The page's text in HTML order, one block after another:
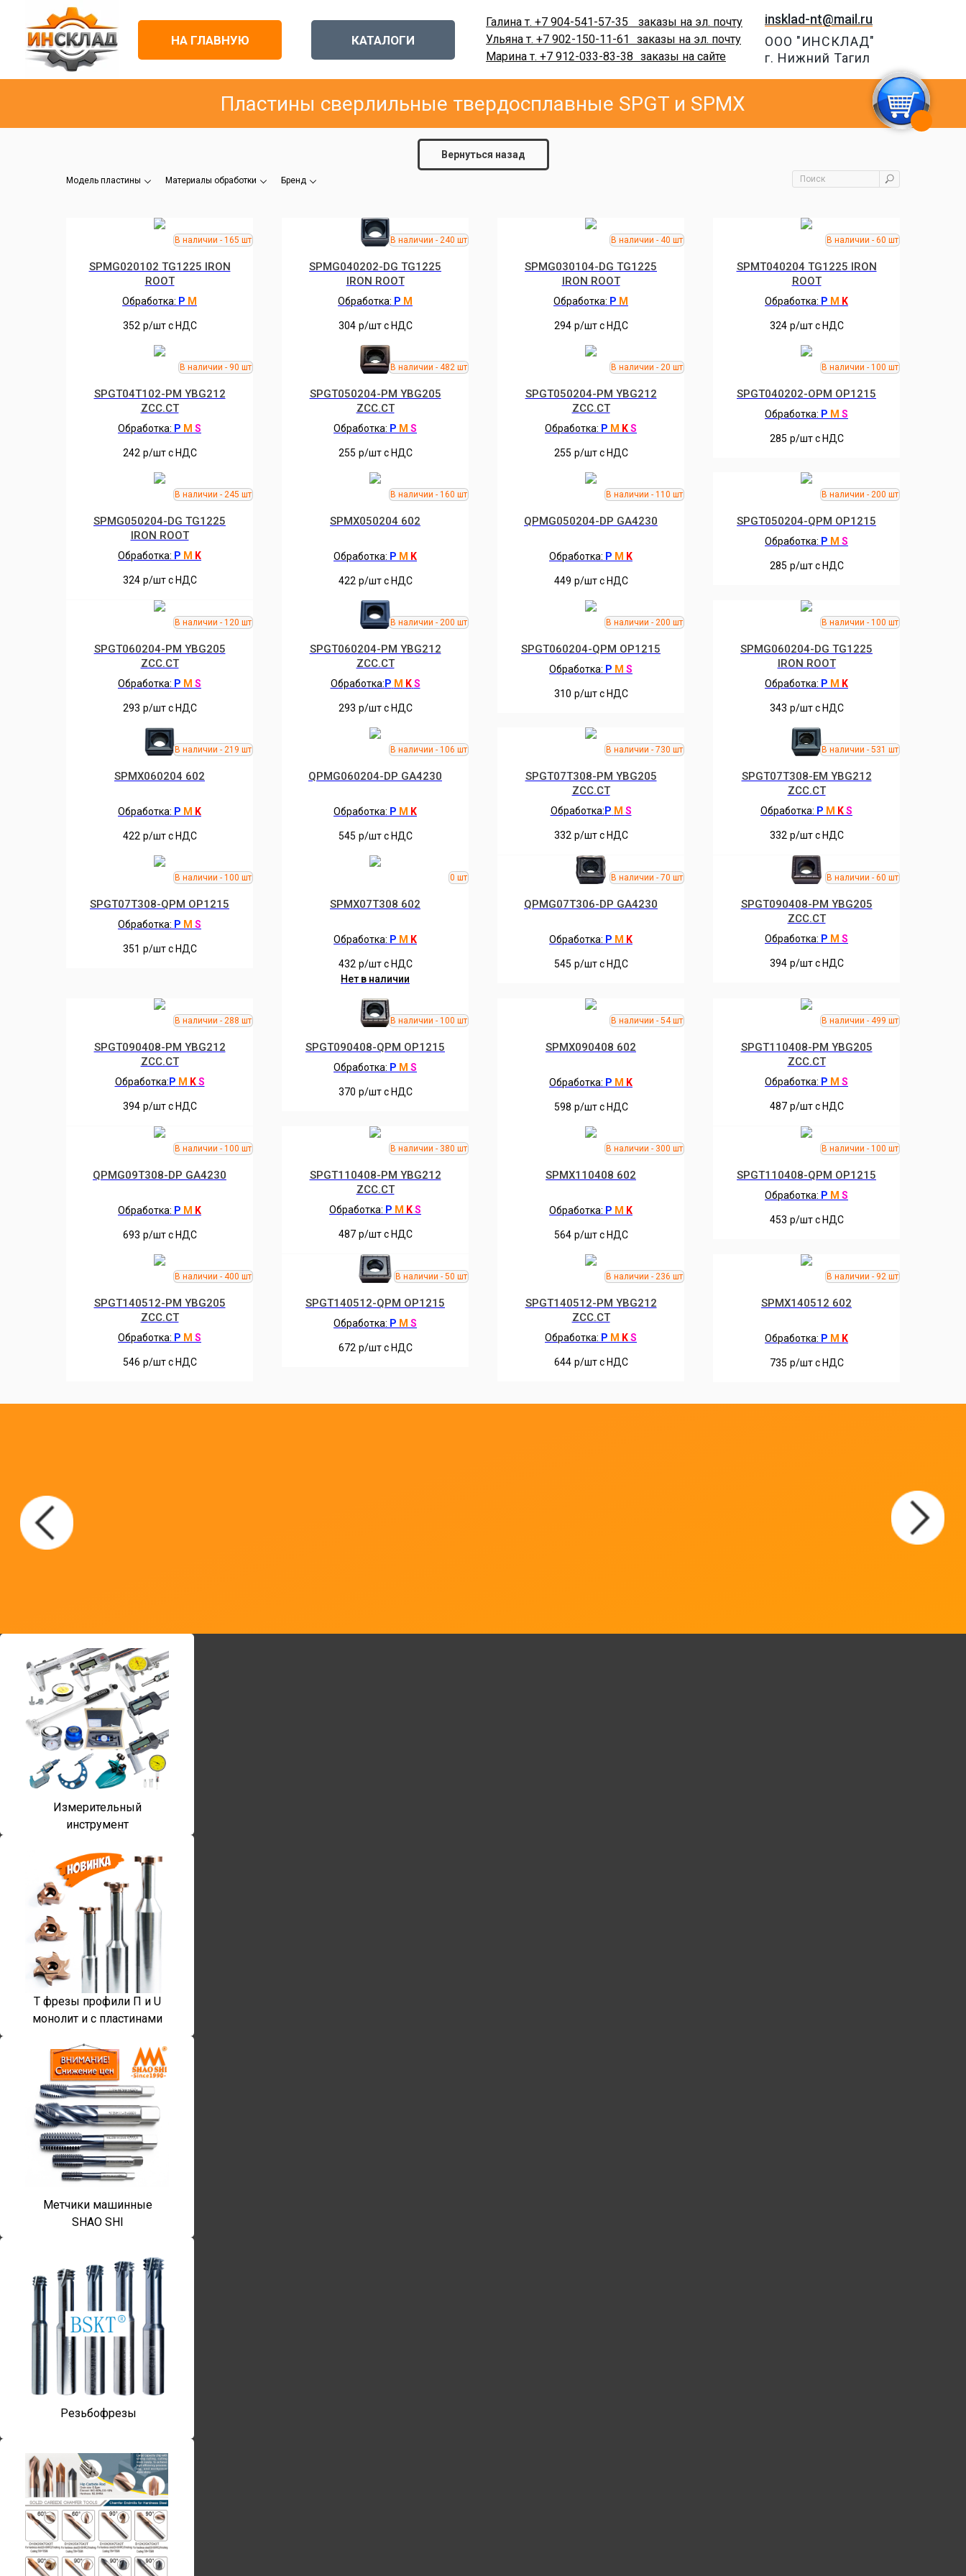
insklad-nt@mail.ru
НА ГЛАВНУЮ КАТАЛОГИ
Галина т. +7 904-541-57-35
заказы на эл. почту
Ульяна т. +7 902-150-11-61
заказы на эл. почту
Марина т. +7 912-033-83-38 заказы на сайте
ООО "ИНСКЛАД"
г. Нижний Тагил
Пластины сверлильные твердосплавные SPGT и SPMX
Вернуться назад
Модель пластины Материалы обработки Бренд
SPMG020102 TG1225 IRON
ROOT
Обработка: P M
352 р/шт c НДС
SPMG040202-DG TG1225
IRON ROOT
Обработка: P M
304 р/шт c НДС
SPMG030104-DG TG1225
IRON ROOT
Обработка: P M
294 р/шт c НДС
SPMT040204 TG1225 IRON
ROOT
Обработка: P M K
324 р/шт c НДС
SPGT04T102-PM YBG212
ZCC.CT
Обработка: P M S
242 р/шт c НДС
SPGT050204-PM YBG205
ZCC.CT
Обработка: P M S
255 р/шт c НДС
SPGT050204-PM YBG212
ZCC.CT
Обработка: P M KS
255 р/шт c НДС
SPGT040202-OPM OP1215
Обработка: P M S
285 р/шт c НДС
SPMG050204-DG TG1225
IRON ROOT
Обработка: P M K
324 р/шт c НДС
SPMX050204 602
Обработка: P M K
422 р/шт c НДС
QPMG050204-DP GA4230
Обработка: P M K
449 р/шт c НДС
SPGT050204-QPM OP1215
Обработка: P M S
285 р/шт c НДС
SPGT060204-PM YBG205
ZCC.CT
Обработка: P M S
293 р/шт c НДС
SPGT060204-PM YBG212
ZCC.CT
Обработка: P M K S
293 р/шт c НДС
SPGT060204-QPM OP1215
Обработка: P M S
310 р/шт c НДС
SPMG060204-DG TG1225
IRON ROOT
Обработка: P M K
343 р/шт c НДС
SPMX060204 602
Обработка: P M K
422 р/шт c НДС
QPMG060204-DP GA4230
Обработка: P M K
545 р/шт c НДС
SPGT07T308-PM YBG205
ZCC.CT
Обработка: P M S
332 р/шт c НДС
SPGT07T308-EM YBG212
ZCC.CT
Обработка: P M KS
332 р/шт c НДС
SPGT07T308-QPM OP1215
Обработка: P M S
351 р/шт c НДС
SPMX07T308 602
Обработка: P M K
432 р/шт c НДС
Нет в наличии
QPMG07T306-DP GA4230
Обработка: P M K
545 р/шт c НДС
SPGT090408-PM YBG205
ZCC.CT
Обработка: P M S
394 р/шт c НДС
SPGT090408-PM YBG212
ZCC.CT
Обработка: P M K S
394 р/шт c НДС
SPGT090408-QPM OP1215
Обработка: P M S
370 р/шт c НДС
SPMX090408 602
Обработка: P M K
598 р/шт c НДС
SPGT110408-PM YBG205
ZCC.CT
Обработка: P M S
487 р/шт c НДС
QPMG09T308-DP GA4230
Обработка: P M K
693 р/шт c НДС
SPGT110408-PM YBG212
ZCC.CT
Обработка: P M KS
487 р/шт c НДС
SPMX110408 602
Обработка: P M K
564 р/шт c НДС
SPGT110408-QPM OP1215
Обработка: P M S
453 р/шт c НДС
SPGT140512-PM YBG205
ZCC.CT
Обработка: P M S
546 р/шт c НДС
SPGT140512-QPM OP1215
Обработка: P M S
672 р/шт c НДС
SPGT140512-PM YBG212
ZCC.CT
Обработка: P M KS
644 р/шт c НДС
SPMX140512 602
Обработка: P M K
735 р/шт c НДС
Измерительный
инструмент
T фрезы профили П и U
монолит и с пластинами
Метчики машинные
SHAO SHI
Резьбофрезы